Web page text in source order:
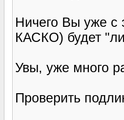
Ничего Вы уже с
КАСКО) будет
Увы, уже много
Проверить